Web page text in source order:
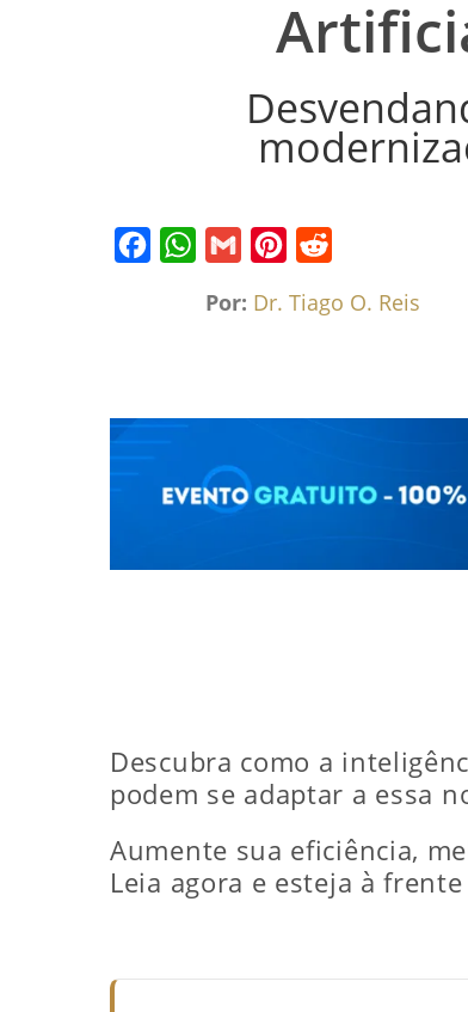
Por: Dr. Tiago O. Reis
Descubra como a
podem se adaptar a essa
Aumente sua eficiência,
Leia agora e esteja à